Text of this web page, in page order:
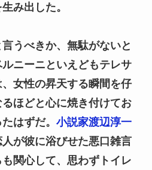
み出した。
うべきか、無駄がないと
ニーニといえどもテレサ
女性の昇天する瞬間を仔
ほどと心に焼き付けてお
はずだ。 小説家渡辺淳一
が彼に浴びせた悪口雑言
関心して、思わずトイレ